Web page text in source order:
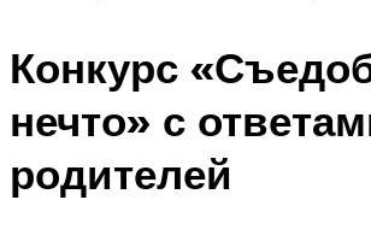
Конкурс
нечто» с
родителей